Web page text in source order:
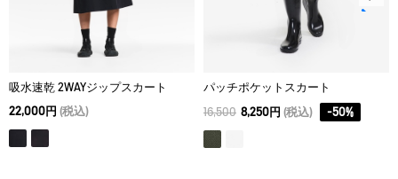
吸水速乾 2WAYジップスカート
22,000円 (税込)
パッチポケットスカート
16,500 8,250円 (税込) -50%